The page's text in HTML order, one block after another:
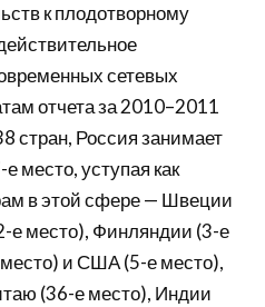
к плодотворному
сетевых
отчета за 2010–2011
стран, Россия занимает
место, уступая как
в этой сфере — Швеции
е место), Финляндии (3-е
и США (5-е место),
(36-е место), Индии